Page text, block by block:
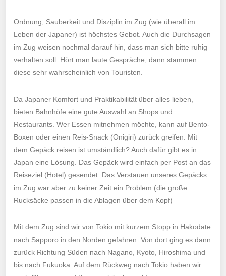
Ordnung, Sauberkeit und Disziplin im Zug (wie überall im
Leben der Japaner) ist höchstes Gebot. Auch die Durchsagen
im Zug weisen nochmal darauf hin, dass man sich bitte ruhig
verhalten soll. Hört man laute Gespräche, dann stammen
diese sehr wahrscheinlich von Touristen.
Da Japaner Komfort und Praktikabilität über alles lieben,
bieten Bahnhöfe eine gute Auswahl an Shops und
Restaurants. Wer Essen mitnehmen möchte, kann auf Bento-
Boxen oder einen Reis-Snack (Onigiri) zurück greifen. Mit
dem Gepäck reisen ist umständlich? Auch dafür gibt es in
Japan eine Lösung. Das Gepäck wird einfach per Post an das
Reiseziel (Hotel) gesendet. Das Verstauen unseres Gepäcks
im Zug war aber zu keiner Zeit ein Problem (die große
Rucksäcke passen in die Ablagen über dem Kopf)
Mit dem Zug sind wir von Tokio mit kurzem Stopp in Hakodate
nach Sapporo in den Norden gefahren. Von dort ging es dann
zurück Richtung Süden nach Nagano, Kyoto, Hiroshima und
bis nach Fukuoka. Auf dem Rückweg nach Tokio haben wir